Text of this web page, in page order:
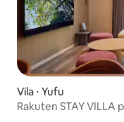
Vila ⋅ Yufu
Rakuten STAY VILLA